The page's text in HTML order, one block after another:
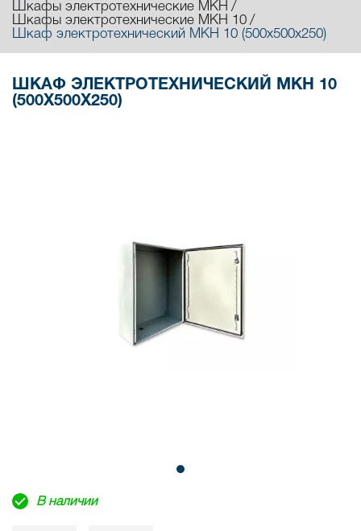
Шкафы электротехнические МКН
Шкафы электротехнические МКН 10
Шкаф электротехнический МКН 10 (500х500х250)
ШКАФ ЭЛЕКТРОТЕХНИЧЕСКИЙ МКН 10
(500Х500Х250)
В наличии